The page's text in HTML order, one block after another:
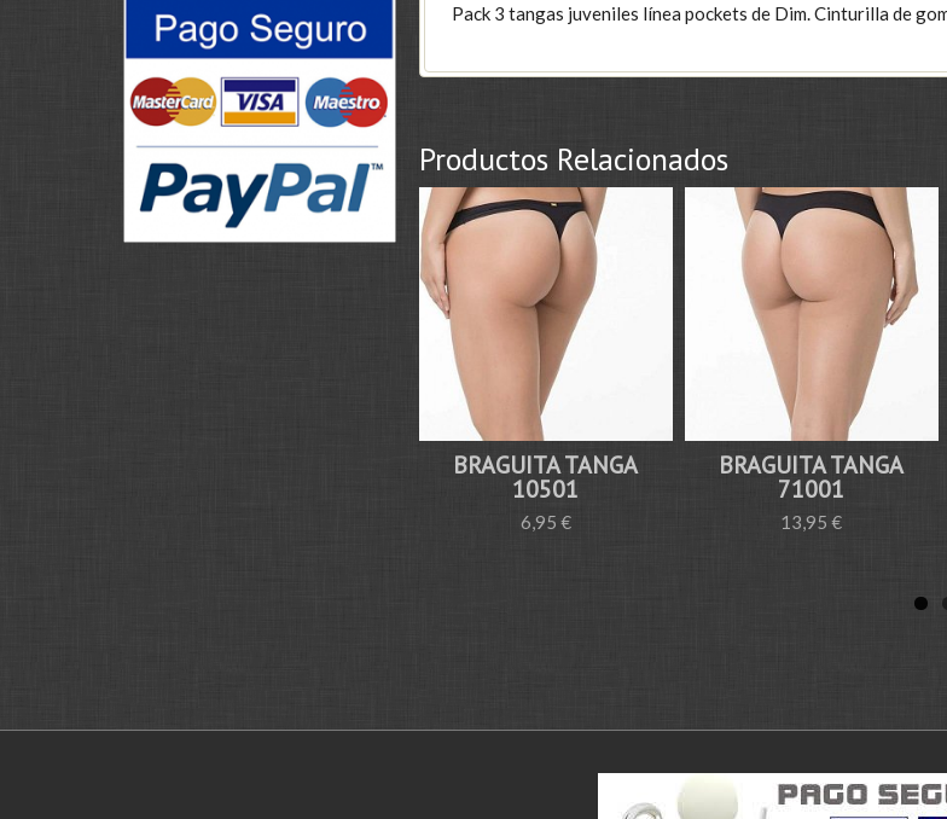
Pack 3 tangas juveniles línea pockets de Dim. Cinturilla de
Productos Relacionados
BRAGUITA TANGA
10501
6,95 €
BRAGUITA TANGA
71001
13,95 €